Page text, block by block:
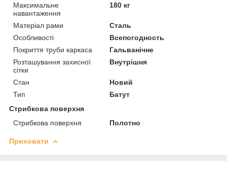
Максимальне
навантаження
180 кг
Матеріал рами
Сталь
Особливості
Всепогодность
Покриття труби каркаса
Гальванічне
Розташування захисної
сітки
Внутрішня
Стан
Новий
Тип
Батут
Стрибкова поверхня
Стрибкова поверхня
Полотно
Приховати